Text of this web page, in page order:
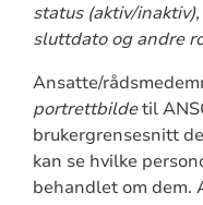
status (aktiv/
sluttdato og andre
Ansatte/
portrettbildetil
brukergrensesnitt
kan se hvilke
behandlet om dem.